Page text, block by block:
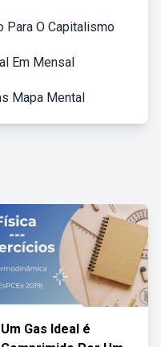
Para O Capitalismo
Em Mensal
Mapa Mental
Um Gas Ideal é